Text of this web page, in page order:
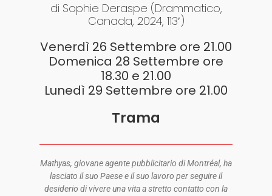
di Sophie Deraspe (Drammatico,
Canada, 2024, 113′)
Venerdì 26 Settembre ore 21.00
Domenica 28 Settembre ore
18.30 e 21.00
Lunedì 29 Settembre ore 21.00
Trama
Mathyas, giovane agente pubblicitario di Montréal, ha
lasciato il suo Paese e il suo lavoro per seguire il
desiderio di vivere una vita a stretto contatto con la